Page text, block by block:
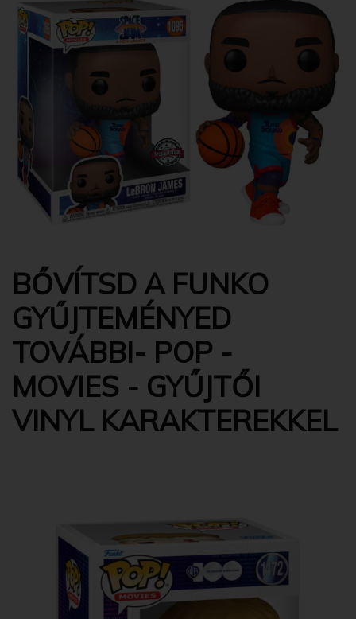
BŐVÍTSD A FUNKO
GYŰJTEMÉNYED
TOVÁBBI- POP -
MOVIES - GYŰJTŐI
VINYL KARAKTEREKKEL